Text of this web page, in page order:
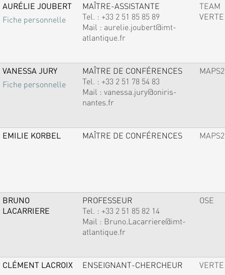
AURÉLIE JOUBERT
Fiche personnelle
MAÎTRE-ASSISTANTE
Tel. : +33 2 51 85 85 89
Mail : aurelie.joubert@imt-
atlantique.fr
TEAM
VERTE
VANESSA JURY
Fiche personnelle
MAÎTRE DE CONFÉRENCES
Tel. : +33 2 51 78 54 83
Mail : vanessa.jury@oniris-
nantes.fr
MAPS2
EMILIE KORBEL MAÎTRE DE CONFÉRENCES MAPS2
BRUNO
LACARRIERE
PROFESSEUR
Tel. : +33 2 51 85 82 14
Mail : Bruno.Lacarriere@imt-
atlantique.fr
OSE
CLÉMENT LACROIX ENSEIGNANT-CHERCHEUR VERTE